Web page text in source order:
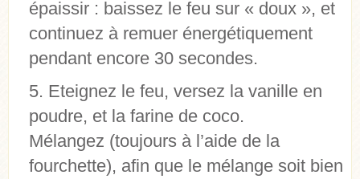
épaissir : baissez le feu sur « doux », et
continuez à remuer énergétiquement
pendant encore 30 secondes.
Eteignez le feu, versez la vanille en
poudre, et la farine de coco.
Mélangez (toujours à l’aide de la
fourchette), afin que le mélange soit bien